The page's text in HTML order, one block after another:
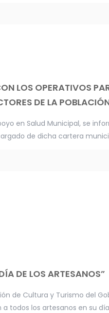
LOS OPERATIVOS
DE LA
en Salud Municipal, se
de dicha cartera
DE LOS ARTESANOS”
de Cultura y Turismo del
todos los artesanos en su